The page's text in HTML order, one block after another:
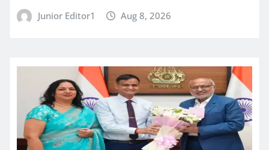
Junior Editor1 Aug 8, 2026